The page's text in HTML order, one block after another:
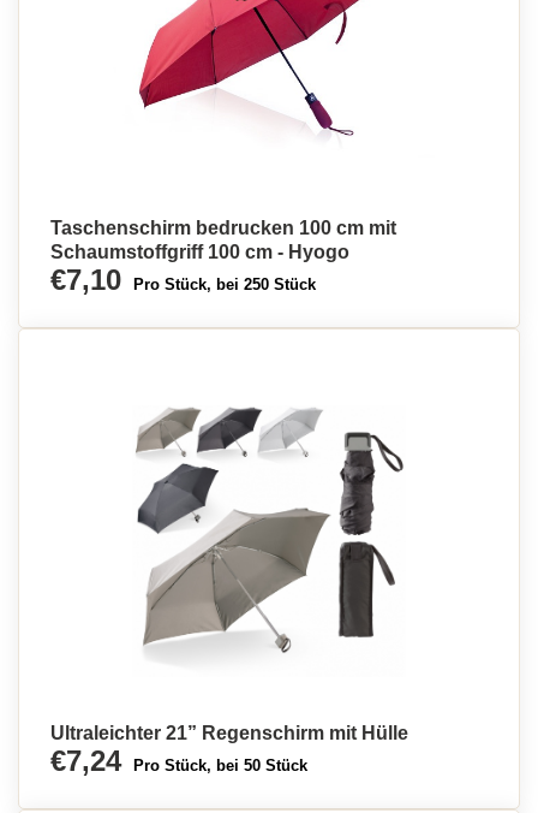
Taschenschirm bedrucken 100 cm mit
Schaumstoffgriff 100 cm - Hyogo
€7,10 Pro Stück, bei 250 Stück
Ultraleichter 21” Regenschirm mit Hülle
€7,24 Pro Stück, bei 50 Stück